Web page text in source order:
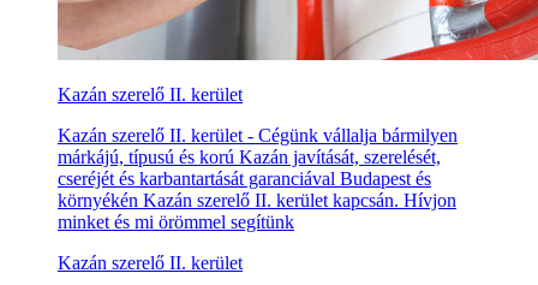
Kazán szerelő II. kerület
Kazán szerelő II. kerület - Cégünk vállalja bármilyen
márkájú, típusú és korú Kazán javítását, szerelését,
cseréjét és karbantartását garanciával Budapest és
környékén Kazán szerelő II. kerület kapcsán. Hívjon
minket és mi örömmel segítünk
Kazán szerelő II. kerület